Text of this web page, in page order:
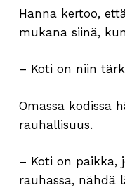
Hanna kertoo,
mukana siinä,
– Koti on niin
Omassa kodissa
rauhallisuus.
– Koti on paikka,
rauhassa, nähdä